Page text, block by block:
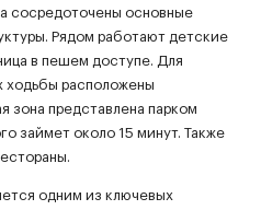
сосредоточены основные
Рядом работают детские
в пешем доступе. Для
ходьбы расположены
зона представлена парком
займет около 15 минут. Также
одним из ключевых